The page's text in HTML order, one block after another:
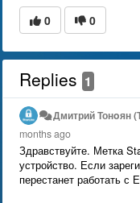
0 0
Replies 1
Дмитрий Тонoян
months ago
Здравствуйте. Метка
устройство. Если
перестанет работать с